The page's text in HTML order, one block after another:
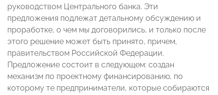
руководством Центрального банка. Эти
предложения подлежат детальному обсуждению и
проработке, о чем мы договорились, и только после
этого решение может быть принято, причем,
правительством Российской Федерации.
Предложение состоит в следующем: создан
механизм по проектному финансированию, по
которому те предприниматели, которые собираются